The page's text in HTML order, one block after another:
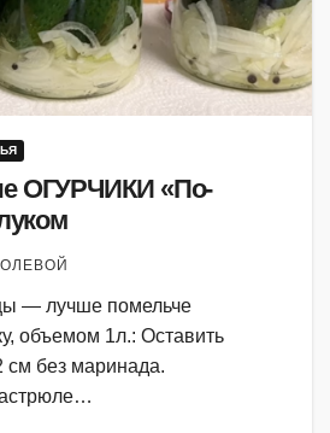
ОГУРЧИКИ «По-
— лучше помельче
объемом 1л.: Оставить
см без маринада.